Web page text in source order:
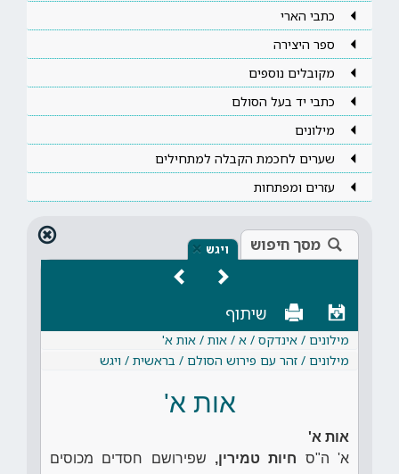
כתבי הארי
ספר היצירה
מקובלים נוספים
כתבי יד בעל הסולם
מילונים
שערים לחכמת הקבלה למתחילים
עזרים ומפתחות
מסך חיפוש ויגש ×
שיתוף
מילונים / אינדקס / א / אות / אות א'
מילונים / זהר עם פירוש הסולם / בראשית / ויגש
אות א'
אות א'
א' ה"ס חיות טמירין, שפירושם חסדים מכוסים